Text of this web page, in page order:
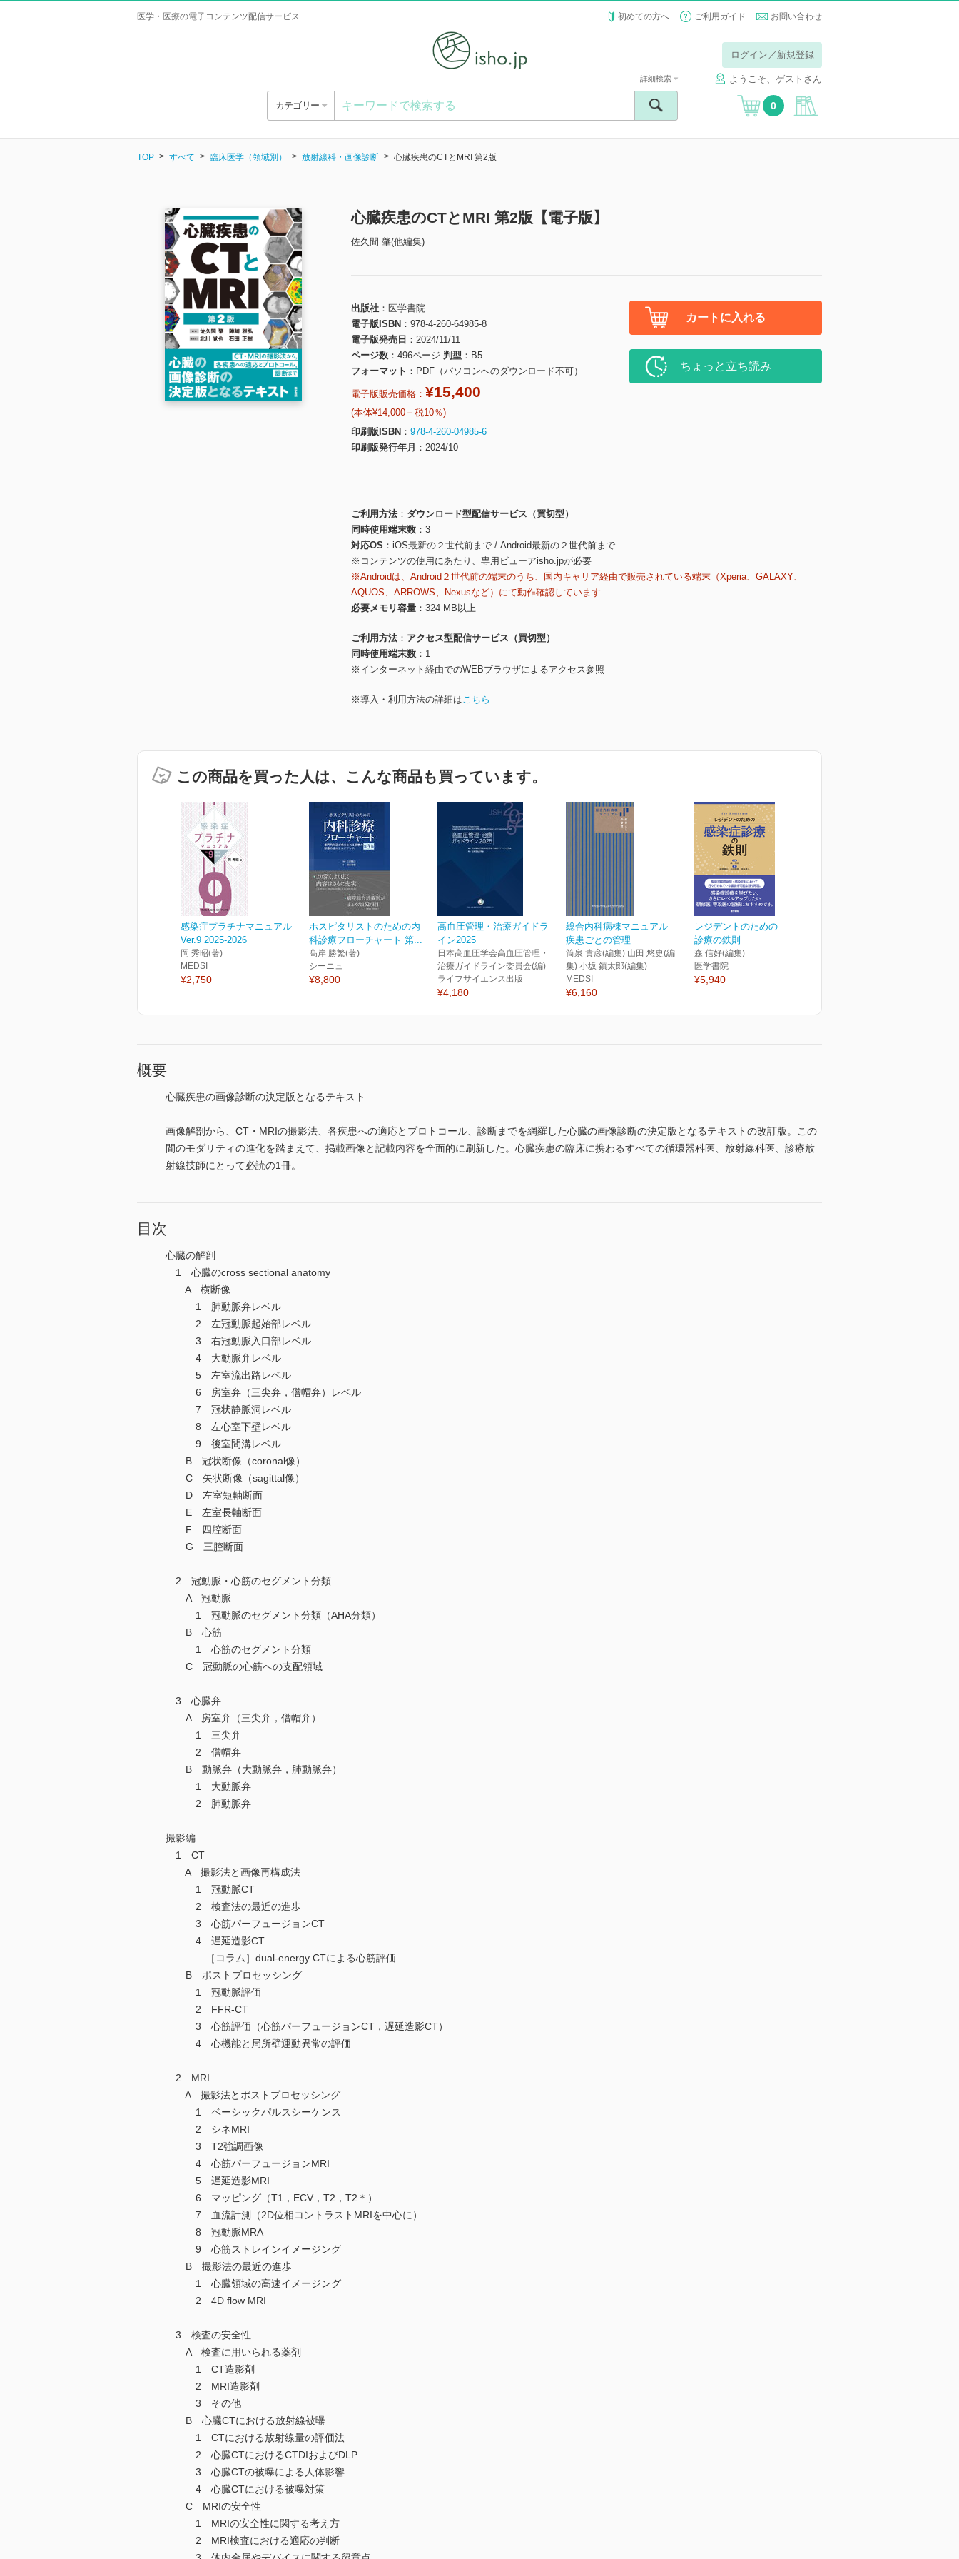
医学・医療の電子コンテンツ配信サービス 初めての方へ ご利用ガイド お問い合わせ
ログイン／新規登録
ようこそ、ゲストさん
カテゴリー
詳細検索
0
TOP すべて 臨床医学（領域別） 放射線科・画像診断 心臓疾患のCTとMRI 第2版
心臓疾患のCTとMRI 第2版【電子版】
佐久間 肇(他編集)
出版社
医学書院
電子版ISBN
978-4-260-64985-8
電子版発売日
2024/11/11
ページ数
496ページ 判型
B5
フォーマット
PDF（パソコンへのダウンロード不可）
電子版販売価格： ¥15,400
(本体¥14,000＋税10％)
印刷版ISBN
978-4-260-04985-6
印刷版発行年月
2024/10
カートに入れる
ちょっと立ち読み
ご利用方法
ダウンロード型配信サービス（買切型）
同時使用端末数
3
対応OS
iOS最新の２世代前まで / Android最新の２世代前まで
※コンテンツの使用にあたり、専用ビューアisho.jpが必要
※Androidは、Android２世代前の端末のうち、国内キャリア経由で販売されている端末（Xperia、GALAXY、
AQUOS、ARROWS、Nexusなど）にて動作確認しています
必要メモリ容量
324 MB以上
ご利用方法
アクセス型配信サービス（買切型）
同時使用端末数
1
※インターネット経由でのWEBブラウザによるアクセス参照
※導入・利用方法の詳細はこちら
この商品を買った人は、こんな商品も買っています。
感染症プラチナマニュアル
Ver.9 2025-2026
岡 秀昭(著)
MEDSI
¥2,750
ホスピタリストのための内
科診療フローチャート 第...
髙岸 勝繁(著)
シーニュ
¥8,800
高血圧管理・治療ガイドラ
イン2025
日本高血圧学会高血圧管理・
治療ガイドライン委員会(編)
ライフサイエンス出版
¥4,180
総合内科病棟マニュアル
疾患ごとの管理
筒泉 貴彦(編集) 山田 悠史(編
集) 小坂 鎮太郎(編集)
MEDSI
¥6,160
レジデントのための感染症
診療の鉄則
森 信好(編集)
医学書院
¥5,940
概要
心臓疾患の画像診断の決定版となるテキスト
画像解剖から、CT・MRIの撮影法、各疾患への適応とプロトコール、診断までを網羅した心臓の画像診断の決定版となるテキストの改訂版。この
間のモダリティの進化を踏まえて、掲載画像と記載内容を全面的に刷新した。心臓疾患の臨床に携わるすべての循環器科医、放射線科医、診療放
射線技師にとって必読の1冊。
目次
心臓の解剖
1 心臓のcross sectional anatomy
A 横断像
1 肺動脈弁レベル
2 左冠動脈起始部レベル
3 右冠動脈入口部レベル
4 大動脈弁レベル
5 左室流出路レベル
6 房室弁（三尖弁，僧帽弁）レベル
7 冠状静脈洞レベル
8 左心室下壁レベル
9 後室間溝レベル
B 冠状断像（coronal像）
C 矢状断像（sagittal像）
D 左室短軸断面
E 左室長軸断面
F 四腔断面
G 三腔断面
2 冠動脈・心筋のセグメント分類
A 冠動脈
1 冠動脈のセグメント分類（AHA分類）
B 心筋
1 心筋のセグメント分類
C 冠動脈の心筋への支配領域
3 心臓弁
A 房室弁（三尖弁，僧帽弁）
1 三尖弁
2 僧帽弁
B 動脈弁（大動脈弁，肺動脈弁）
1 大動脈弁
2 肺動脈弁
撮影編
1 CT
A 撮影法と画像再構成法
1 冠動脈CT
2 検査法の最近の進歩
3 心筋パーフュージョンCT
4 遅延造影CT
［コラム］dual-energy CTによる心筋評価
B ポストプロセッシング
1 冠動脈評価
2 FFR-CT
3 心筋評価（心筋パーフュージョンCT，遅延造影CT）
4 心機能と局所壁運動異常の評価
2 MRI
A 撮影法とポストプロセッシング
1 ベーシックパルスシーケンス
2 シネMRI
3 T2強調画像
4 心筋パーフュージョンMRI
5 遅延造影MRI
6 マッピング（T1，ECV，T2，T2＊）
7 血流計測（2D位相コントラストMRIを中心に）
8 冠動脈MRA
9 心筋ストレインイメージング
B 撮影法の最近の進歩
1 心臓領域の高速イメージング
2 4D flow MRI
3 検査の安全性
A 検査に用いられる薬剤
1 CT造影剤
2 MRI造影剤
3 その他
B 心臓CTにおける放射線被曝
1 CTにおける放射線量の評価法
2 心臓CTにおけるCTDIおよびDLP
3 心臓CTの被曝による人体影響
4 心臓CTにおける被曝対策
C MRIの安全性
1 MRIの安全性に関する考え方
2 MRI検査における適応の判断